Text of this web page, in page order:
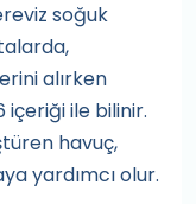
soğuk
alırken
içeriği ile bilinir.
havuç,
yardımcı olur.